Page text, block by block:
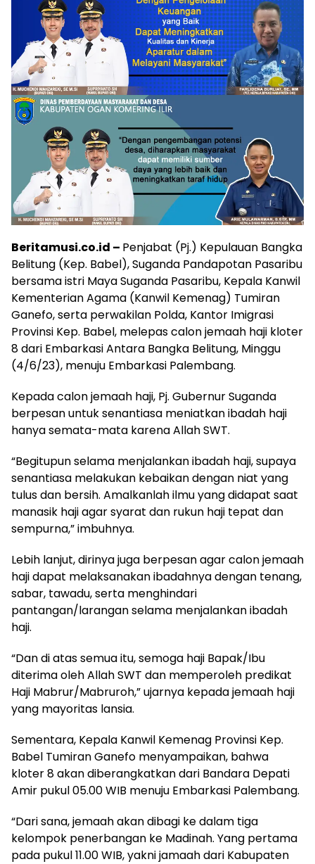
Beritamusi.co.id – Penjabat (Pj.) Kepulauan Bangka
Belitung (Kep. Babel), Suganda Pandapotan Pasaribu
bersama istri Maya Suganda Pasaribu, Kepala Kanwil
Kementerian Agama (Kanwil Kemenag) Tumiran
Ganefo, serta perwakilan Polda, Kantor Imigrasi
Provinsi Kep. Babel, melepas calon jemaah haji kloter
8 dari Embarkasi Antara Bangka Belitung, Minggu
(4/6/23), menuju Embarkasi Palembang.
Kepada calon jemaah haji, Pj. Gubernur Suganda
berpesan untuk senantiasa meniatkan ibadah haji
hanya semata-mata karena Allah SWT.
“Begitupun selama menjalankan ibadah haji, supaya
senantiasa melakukan kebaikan dengan niat yang
tulus dan bersih. Amalkanlah ilmu yang didapat saat
manasik haji agar syarat dan rukun haji tepat dan
sempurna,” imbuhnya.
Lebih lanjut, dirinya juga berpesan agar calon jemaah
haji dapat melaksanakan ibadahnya dengan tenang,
sabar, tawadu, serta menghindari
pantangan/larangan selama menjalankan ibadah
haji.
“Dan di atas semua itu, semoga haji Bapak/Ibu
diterima oleh Allah SWT dan memperoleh predikat
Haji Mabrur/Mabruroh,” ujarnya kepada jemaah haji
yang mayoritas lansia.
Sementara, Kepala Kanwil Kemenag Provinsi Kep.
Babel Tumiran Ganefo menyampaikan, bahwa
kloter 8 akan diberangkatkan dari Bandara Depati
Amir pukul 05.00 WIB menuju Embarkasi Palembang.
“Dari sana, jemaah akan dibagi ke dalam tiga
kelompok penerbangan ke Madinah. Yang pertama
pada pukul 11.00 WIB, yakni jamaah dari Kabupaten